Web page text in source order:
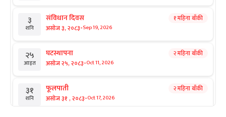
३
शनि
संविधान दिवस
असोज ३, २०८३-Sep 19, 2026
१ महिना बाँकी
२५
आइत
घटस्थापना
असोज २५, २०८३-Oct 11, 2026
२ महिना बाँकी
३१
शनि
फूलपाती
असोज ३१ , २०८३-Oct 17, 2026
२ महिना बाँकी